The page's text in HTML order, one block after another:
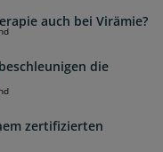
auch bei Virämie?
die
zertifizierten